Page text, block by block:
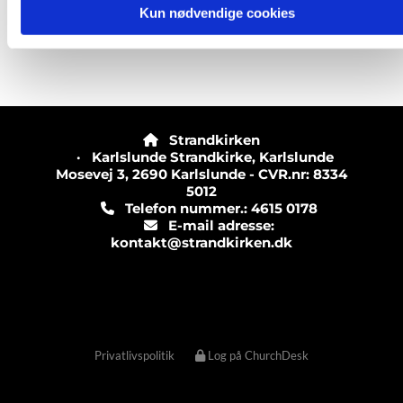
Kun nødvendige cookies

Strandkirken
· Karlslunde Strandkirke, Karlslunde
Mosevej 3, 2690 Karlslunde - CVR.nr: 8334
5012
Telefon nummer.: 4615 0178
E-mail adresse:
kontakt@strandkirken.dk
Privatlivspolitik Log på ChurchDesk